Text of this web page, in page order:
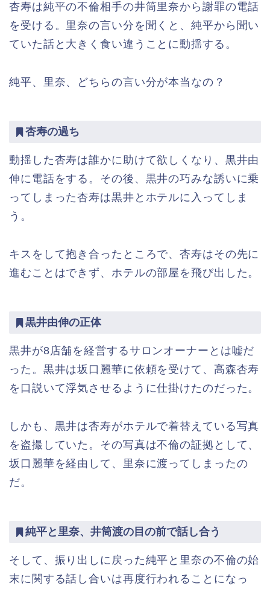
杏寿は純平の不倫相手の井筒里奈から謝罪の電話
を受ける。里奈の言い分を聞くと、純平から聞い
ていた話と大きく食い違うことに動揺する。
純平、里奈、どちらの言い分が本当なの？
杏寿の過ち
動揺した杏寿は誰かに助けて欲しくなり、黒井由
伸に電話をする。その後、黒井の巧みな誘いに乗
ってしまった杏寿は黒井とホテルに入ってしま
う。
キスをして抱き合ったところで、杏寿はその先に
進むことはできず、ホテルの部屋を飛び出した。
黒井由伸の正体
黒井が8店舗を経営するサロンオーナーとは嘘だ
った。黒井は坂口麗華に依頼を受けて、高森杏寿
を口説いて浮気させるように仕掛けたのだった。
しかも、黒井は杏寿がホテルで着替えている写真
を盗撮していた。その写真は不倫の証拠として、
坂口麗華を経由して、里奈に渡ってしまったの
だ。
純平と里奈、井筒渡の目の前で話し合う
そして、振り出しに戻った純平と里奈の不倫の始
末に関する話し合いは再度行われることになっ